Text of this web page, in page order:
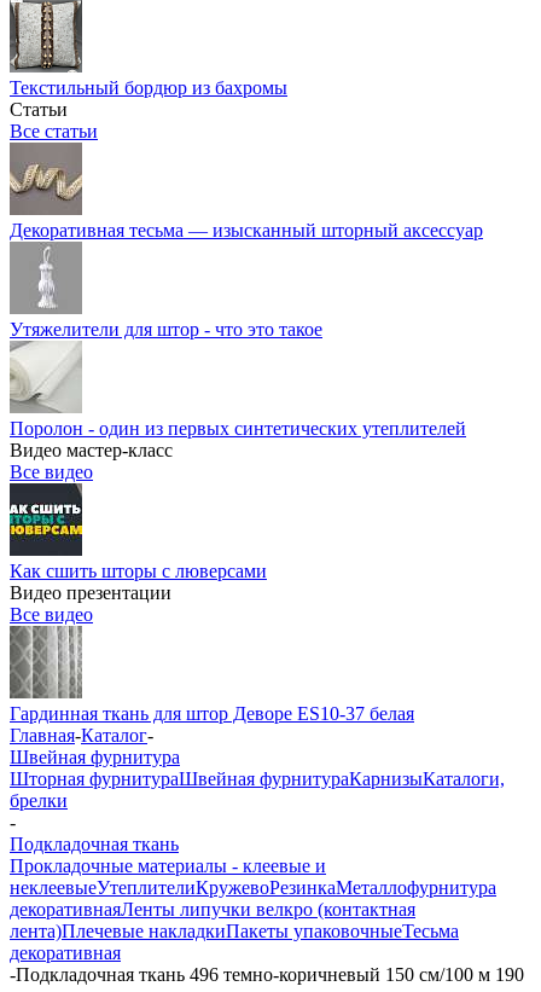
Текстильный бордюр из бахромы
Статьи
Все статьи
Декоративная тесьма — изысканный шторный аксессуар
Утяжелители для штор - что это такое
Поролон - один из первых синтетических утеплителей
Видео мастер-класс
Все видео
Как сшить шторы с люверсами
Видео презентации
Все видео
Гардинная ткань для штор Деворе ES10-37 белая
Главная-Каталог-
Швейная фурнитура
Шторная фурнитураШвейная фурнитураКарнизыКаталоги,
брелки
-
Подкладочная ткань
Прокладочные материалы - клеевые и
неклеевыеУтеплителиКружевоРезинкаМеталлофурнитура
декоративнаяЛенты липучки велкро (контактная
лента)Плечевые накладкиПакеты упаковочныеТесьма
декоративная
-Подкладочная ткань 496 темно-коричневый 150 см/100 м 190